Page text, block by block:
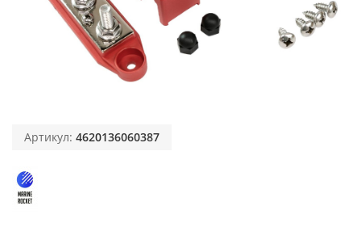
Артикул: 4620136060387